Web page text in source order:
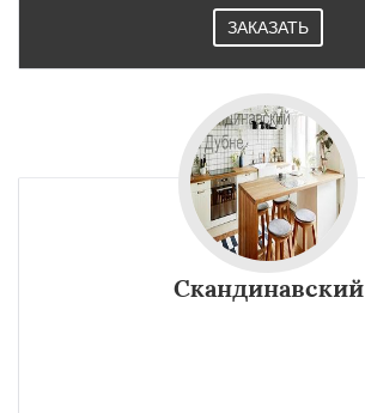
ЗАКАЗАТЬ
Скандинавский